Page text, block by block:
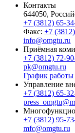
Контакты
644050,
+7 (3812) 65-
Факс: +7
info@omgtu.ru
Приёмная
+7 (3812) 72-
pk@omgtu.ru
График работы
Управление
+7 (3812) 65-
+7 (3812) 95-
mfc@omgtu.ru